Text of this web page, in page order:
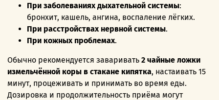
При заболеваниях дыхательной системы:
бронхит, кашель, ангина, воспаление лёгких.
При расстройствах нервной системы.
При кожных проблемах.
Обычно рекомендуется заваривать 2 чайные ложки
измельчённой коры в стакане кипятка, настаивать 15
минут, процеживать и принимать во время еды.
Дозировка и продолжительность приёма могут